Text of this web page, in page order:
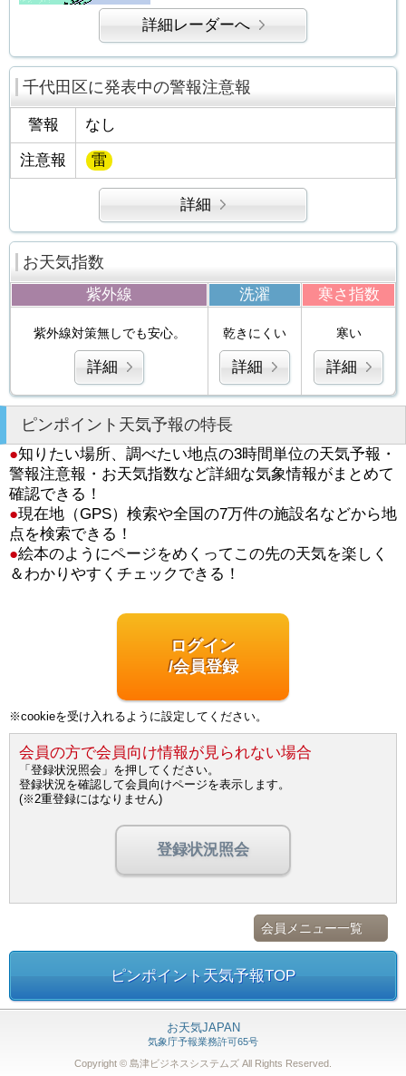
詳細レーダーへ
千代田区に発表中の警報注意報
警報 なし
注意報 雷
詳細
お天気指数
紫外線 洗濯 寒さ指数
紫外線対策無しでも安心。
詳細
乾きにくい
詳細
寒い
詳細
ピンポイント天気予報の特長
●知りたい場所、調べたい地点の3時間単位の天気予報・
警報注意報・お天気指数など詳細な気象情報がまとめて
確認できる！
●現在地（GPS）検索や全国の7万件の施設名などから地
点を検索できる！
●絵本のようにページをめくってこの先の天気を楽しく
＆わかりやすくチェックできる！
ログイン
/会員登録
※cookieを受け入れるように設定してください。
会員の方で会員向け情報が見られない場合
「登録状況照会」を押してください。
登録状況を確認して会員向けページを表示します。
(※2重登録にはなりません)
登録状況照会
会員メニュー一覧
ピンポイント天気予報TOP
お天気JAPAN
気象庁予報業務許可65号
Copyright © 島津ビジネスシステムズ All Rights Reserved.